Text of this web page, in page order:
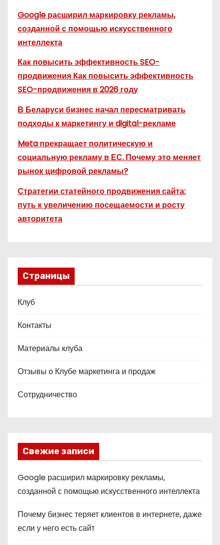
Google расширил маркировку рекламы,
созданной с помощью искусственного
интеллекта
Как повысить эффективность SEO-
продвижения Как повысить эффективность
SEO-продвижения в 2026 году
В Беларуси бизнес начал пересматривать
подходы к маркетингу и digital-рекламе
Meta прекращает политическую и
социальную рекламу в ЕС. Почему это меняет
рынок цифровой рекламы?
Стратегии статейного продвижения сайта:
путь к увеличению посещаемости и росту
авторитета
Страницы
Клуб
Контакты
Материалы клуба
Отзывы о Клубе маркетинга и продаж
Сотрудничество
Свежие записи
Google расширил маркировку рекламы,
созданной с помощью искусственного интеллекта
Почему бизнес теряет клиентов в интернете, даже
если у него есть сайт